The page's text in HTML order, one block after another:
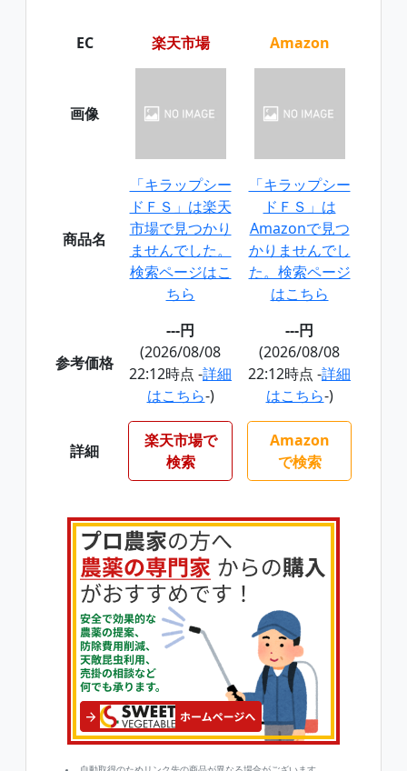
EC 楽天市場 Amazon
画像
商品名
「キラップシー
ドＦＳ」は楽天
市場で見つかり
ませんでした。
検索ページはこ
ちら
「キラップシー
ドＦＳ」は
Amazonで見つ
かりませんでし
た。検索ページ
はこちら
参考価格
---円
(2026/08/08
22:12時点 -詳細
はこちら-)
---円
(2026/08/08
22:12時点 -詳細
はこちら-)
詳細
楽天市場で
検索
Amazon
で検索